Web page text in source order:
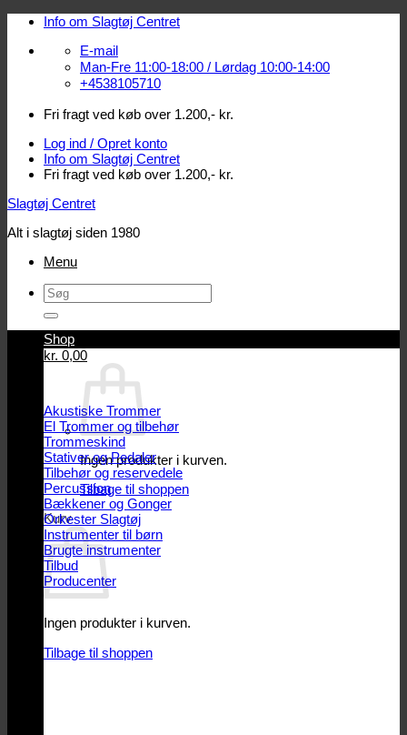
Fortsæt
indhold
Info om Slagtøj Centret
E-mail
Man-Fre 11:00-18:00 / Lørdag 10:00-14:00
+4538105710
Fri fragt ved køb over 1.200,- kr.
Log ind / Opret konto
Info om Slagtøj Centret
Fri fragt ved køb over 1.200,- kr.
Slagtøj Centret
Alt i slagtøj siden 1980
Menu
Søg
efter:
Log ind / Opret konto
kr. 0,00
Ingen produkter i kurven.
Tilbage til shoppen
Kurv
Ingen produkter i kurven.
Tilbage til shoppen
Shop
Akustiske Trommer
El Trommer og tilbehør
Trommeskind
Stativer og Pedaler
Tilbehør og reservedele
Percussion
Bækkener og Gonger
Orkester Slagtøj
Instrumenter til børn
Brugte instrumenter
Tilbud
Producenter